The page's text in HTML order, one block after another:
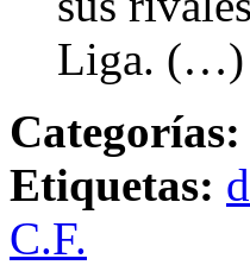
Liga. (…)
Categorías:
Etiquetas:
C.F.